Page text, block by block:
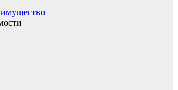
имущество